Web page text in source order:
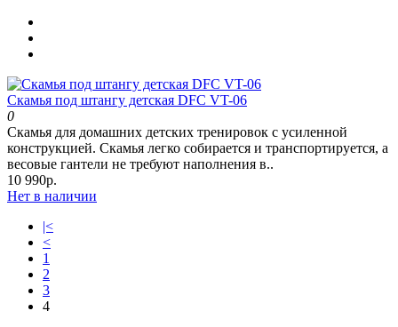
Скамья под штангу детская DFC VT-06
0
Скамья для домашних детских тренировок с усиленной
конструкцией. Скамья легко собирается и транспортируется, а
весовые гантели не требуют наполнения в..
10 990р.
Нет в наличии
|<
<
1
2
3
4